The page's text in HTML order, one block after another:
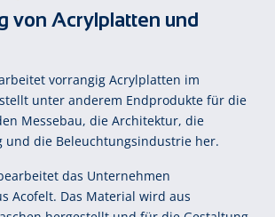
von Acrylplatten und
vorrangig Acrylplatten im
unter anderem Endprodukte für die
Messebau, die Architektur, die
und die Beleuchtungsindustrie her.
das Unternehmen
Acofelt. Das Material wird aus